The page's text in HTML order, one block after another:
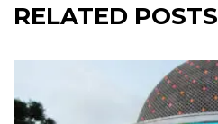
RELATED POSTS